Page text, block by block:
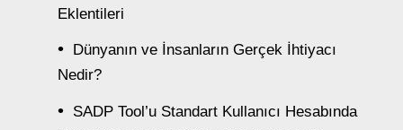
Eklentileri
Dünyanın ve İnsanların Gerçek İhtiyacı
Nedir?
SADP Tool’u Standart Kullanıcı Hesabında